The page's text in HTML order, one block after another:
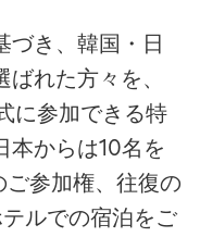
づき、韓国・日
れた方々を、
に参加できる特
本からは10名を
参加権、往復の
ルでの宿泊をご